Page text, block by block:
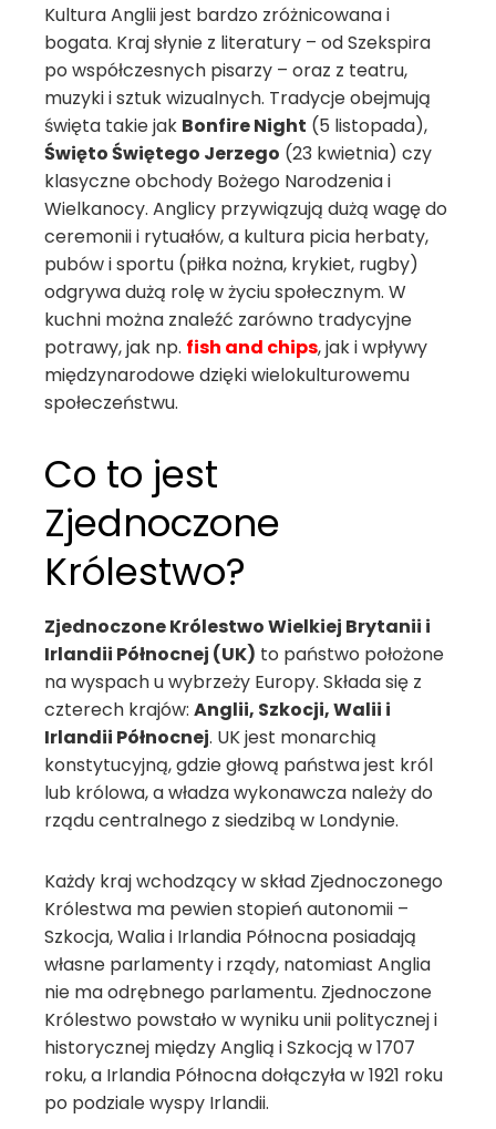
Kultura Anglii jest bardzo zróżnicowana i
bogata. Kraj słynie z literatury – od Szekspira
po współczesnych pisarzy – oraz z teatru,
muzyki i sztuk wizualnych. Tradycje obejmują
święta takie jak Bonfire Night (5 listopada),
Święto Świętego Jerzego (23 kwietnia) czy
klasyczne obchody Bożego Narodzenia i
Wielkanocy. Anglicy przywiązują dużą wagę do
ceremonii i rytuałów, a kultura picia herbaty,
pubów i sportu (piłka nożna, krykiet, rugby)
odgrywa dużą rolę w życiu społecznym. W
kuchni można znaleźć zarówno tradycyjne
potrawy, jak np. fish and chips, jak i wpływy
międzynarodowe dzięki wielokulturowemu
społeczeństwu.
Co to jest
Zjednoczone
Królestwo?
Zjednoczone Królestwo Wielkiej Brytanii i
Irlandii Północnej (UK) to państwo położone
na wyspach u wybrzeży Europy. Składa się z
czterech krajów: Anglii, Szkocji, Walii i
Irlandii Północnej. UK jest monarchią
konstytucyjną, gdzie głową państwa jest król
lub królowa, a władza wykonawcza należy do
rządu centralnego z siedzibą w Londynie.
Każdy kraj wchodzący w skład Zjednoczonego
Królestwa ma pewien stopień autonomii –
Szkocja, Walia i Irlandia Północna posiadają
własne parlamenty i rządy, natomiast Anglia
nie ma odrębnego parlamentu. Zjednoczone
Królestwo powstało w wyniku unii politycznej i
historycznej między Anglią i Szkocją w 1707
roku, a Irlandia Północna dołączyła w 1921 roku
po podziale wyspy Irlandii.